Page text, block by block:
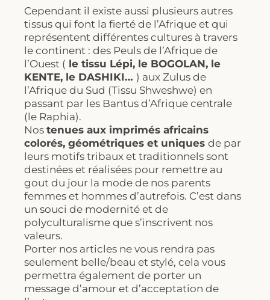
Cependant il existe aussi plusieurs autres
tissus qui font la fierté de l’Afrique et qui
représentent différentes cultures à travers
le continent : des Peuls de l’Afrique de
l’Ouest ( le tissu Lépi, le BOGOLAN, le
KENTE, le DASHIKI… ) aux Zulus de
l’Afrique du Sud (Tissu Shweshwe) en
passant par les Bantus d’Afrique centrale
(le Raphia).
Nos tenues aux imprimés africains
colorés, géométriques et uniques de par
leurs motifs tribaux et traditionnels sont
destinées et réalisées pour remettre au
gout du jour la mode de nos parents
femmes et hommes d’autrefois. C’est dans
un souci de modernité et de
polyculturalisme que s’inscrivent nos
valeurs.
Porter nos articles ne vous rendra pas
seulement belle/beau et stylé, cela vous
permettra également de porter un
message d’amour et d’acceptation de